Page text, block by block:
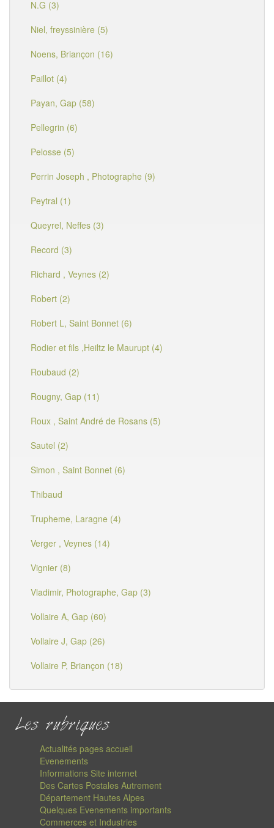
N.G (3)
Niel, freyssinière (5)
Noens, Briançon (16)
Paillot (4)
Payan, Gap (58)
Pellegrin (6)
Pelosse (5)
Perrin Joseph , Photographe (9)
Peytral (1)
Queyrel, Neffes (3)
Record (3)
Richard , Veynes (2)
Robert (2)
Robert L, Saint Bonnet (6)
Rodier et fils ,Heiltz le Maurupt (4)
Roubaud (2)
Rougny, Gap (11)
Roux , Saint André de Rosans (5)
Sautel (2)
Simon , Saint Bonnet (6)
Thibaud
Trupheme, Laragne (4)
Verger , Veynes (14)
Vignier (8)
Vladimir, Photographe, Gap (3)
Vollaire A, Gap (60)
Vollaire J, Gap (26)
Vollaire P, Briançon (18)
Les rubriques
Actualités pages accueil
Evenements
Informations Site internet
Des Cartes Postales Autrement
Département Hautes Alpes
Quelques Evenements importants
Commerces et Industries